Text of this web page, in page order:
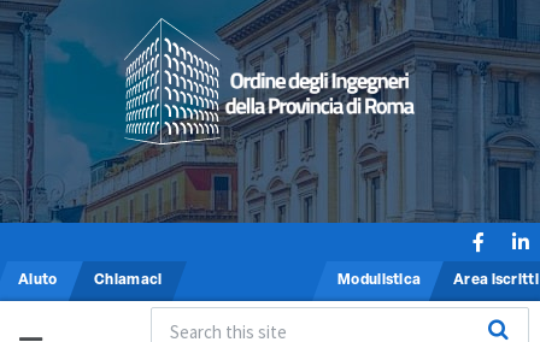
Aiuto Chiamaci Modulistica Area iscritti